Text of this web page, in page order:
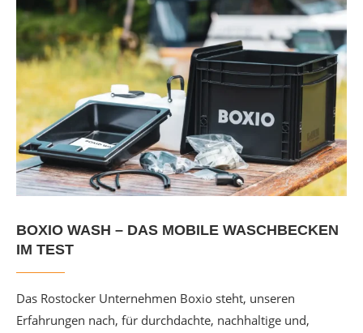
BOXIO WASH – DAS MOBILE WASCHBECKEN
IM TEST
Das Rostocker Unternehmen Boxio steht, unseren
Erfahrungen nach, für durchdachte, nachhaltige und,